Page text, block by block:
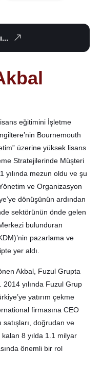
eğitimini İşletme
Bournemouth
üzerine yüksek lisans
Stratejilerinde Müşteri
yılında mezun oldu ve şu
ve Organizasyon
dönüşünün ardından
sektörünün önde gelen
bulunduran
pazarlama ve
yer aldı.
Akbal, Fuzul Grupta
yılında Fuzul Grup
yatırım çekme
firmasına CEO
satışları, doğrudan ve
kalan 8 yılda 1.1 milyar
önemli bir rol